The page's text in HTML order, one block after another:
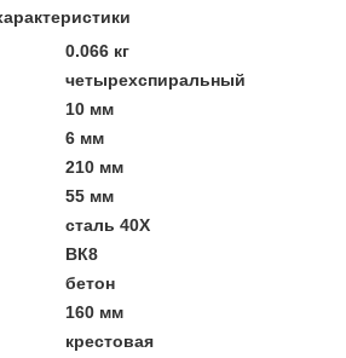
0.066 кг
четырехспиральный
10 мм
6 мм
210 мм
55 мм
сталь 40Х
ВК8
бетон
160 мм
крестовая